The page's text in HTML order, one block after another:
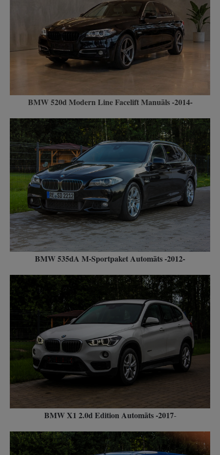
BMW 520d Modern Line Facelift Manuāls -2014-
BMW 535dA M-Sportpaket Automāts -2012-
BMW X1 2.0d Edition Automāts -2017-